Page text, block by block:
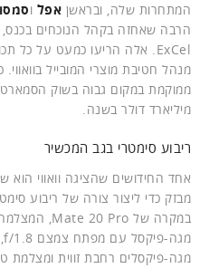
המתחרות שלה, ובראשן אפל ו
הרבה שאחזה בקהל הנוכחים
ExCel. אלה הריעו כמעט על כל תכונה במכשירים שהציג
מנהל חטיבת מוצרי המובייל
מיליארד דולר בשנה.
ריבוע סימטרי בגב המכשיר
אחד החידושים שהציגה וואווי
מבזק כדי ליצור צורה של ריבוע